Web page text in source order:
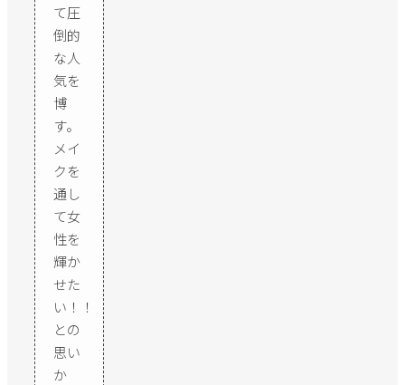
て圧
倒的
な人
気を
博
す。
メイ
クを
通し
て女
性を
輝か
せた
い！！
との
思い
か